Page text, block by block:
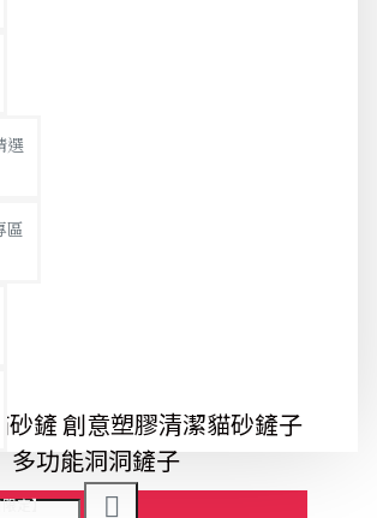
選
區
砂鏟 創意塑膠清潔貓砂鏟子
多功能洞洞鏟子
定】